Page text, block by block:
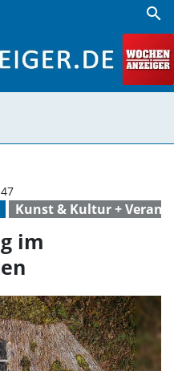
search
Kunst & Kultur +
im